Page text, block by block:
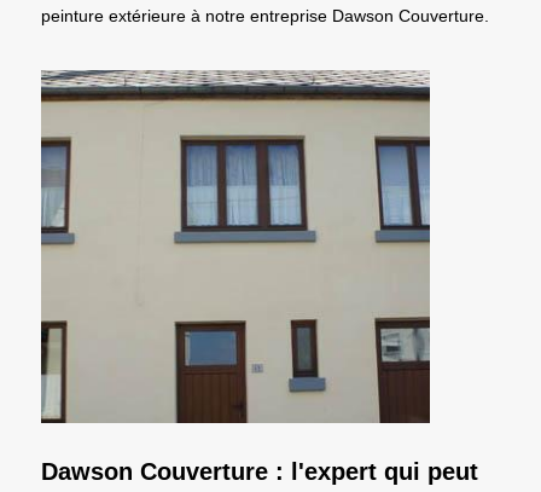
peinture extérieure à notre entreprise Dawson Couverture.
Dawson Couverture : l'expert qui peut